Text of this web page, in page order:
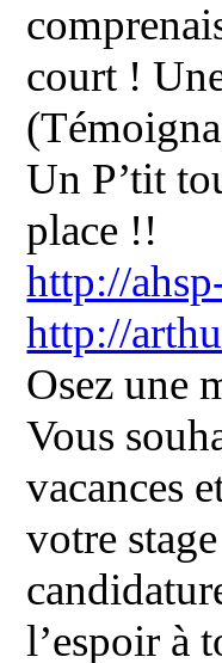
court !
Un P’tit
place !!
http://
http://
Osez une
Vous
vacances
votre
l’espoir à